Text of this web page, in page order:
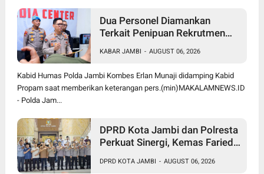
Dua Personel Diamankan
Terkait Penipuan Rekrutmen
Komitmen Tindak Tegas
KABAR JAMBI - AUGUST 06, 2026
Kabid Humas Polda Jambi Kombes Erlan Munaji didamping Kabid
Propam saat memberikan keterangan pers.(min)MAKALAMNEWS.ID
- Polda Jam...
DPRD Kota Jambi dan Polresta
Perkuat Sinergi, Kemas Faried:
Bersama
DPRD KOTA JAMBI - AUGUST 06, 2026